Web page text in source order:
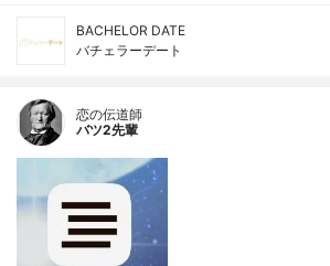
BACHELOR DATE
バチェラーデート
恋の伝道師
バツ2先輩